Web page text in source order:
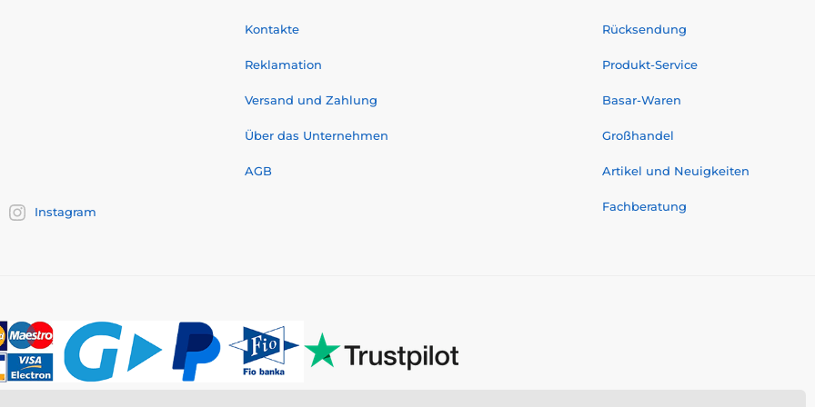
Instagram
Kontakte
Reklamation
Versand und Zahlung
Über das Unternehmen
AGB
Rücksendung
Produkt-Service
Basar-Waren
Großhandel
Artikel und Neuigkeiten
Fachberatung